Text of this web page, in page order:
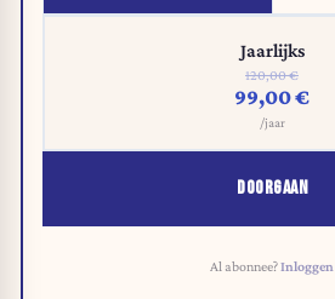
Jaarlijks
120,00 €
99,00 €
/jaar
DOORGAAN
Al abonnee?Inloggen